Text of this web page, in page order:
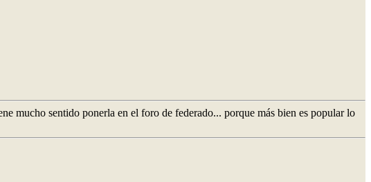
mucho sentido ponerla en el foro de federado... porque más bien es popular lo